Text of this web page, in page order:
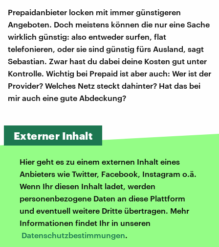
Prepaidanbieter locken mit immer günstigeren
Angeboten. Doch meistens können die nur eine Sache
wirklich günstig: also entweder surfen, flat
telefonieren, oder sie sind günstig fürs Ausland, sagt
Sebastian. Zwar hast du dabei deine Kosten gut unter
Kontrolle. Wichtig bei Prepaid ist aber auch: Wer ist der
Provider? Welches Netz steckt dahinter? Hat das bei
mir auch eine gute Abdeckung?
Externer Inhalt
Hier geht es zu einem externen Inhalt eines
Anbieters wie Twitter, Facebook, Instagram o.ä.
Wenn Ihr diesen Inhalt ladet, werden
personenbezogene Daten an diese Plattform
und eventuell weitere Dritte übertragen. Mehr
Informationen findet Ihr in unseren
Datenschutzbestimmungen.